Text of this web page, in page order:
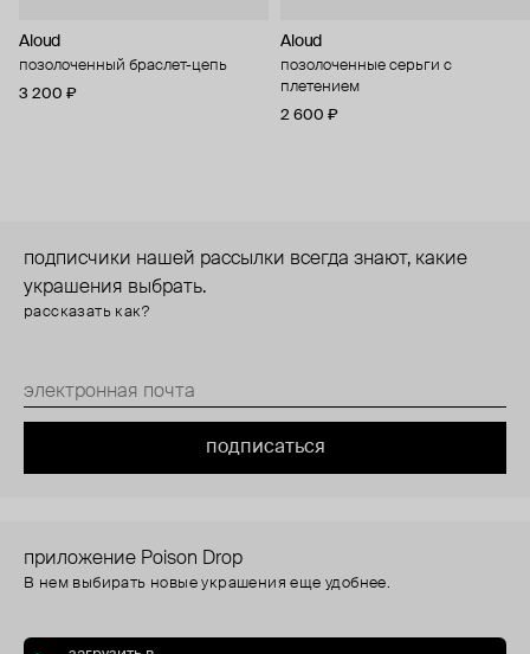
Aloud
позолоченный браслет-цепь
3 200 ₽
Aloud
позолоченные серьги с
плетением
2 600 ₽
подписчики нашей рассылки всегда знают, какие
украшения выбрать.
рассказать как?
подписаться
приложение Poison Drop
В нем выбирать новые украшения еще удобнее.